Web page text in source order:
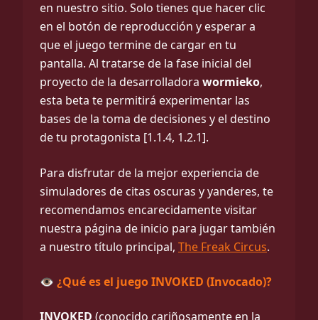
en nuestro sitio. Solo tienes que hacer clic
en el botón de reproducción y esperar a
que el juego termine de cargar en tu
pantalla. Al tratarse de la fase inicial del
proyecto de la desarrolladora wormieko,
esta beta te permitirá experimentar las
bases de la toma de decisiones y el destino
de tu protagonista [1.1.4, 1.2.1].
Para disfrutar de la mejor experiencia de
simuladores de citas oscuras y yanderes, te
recomendamos encarecidamente visitar
nuestra página de inicio para jugar también
a nuestro título principal, The Freak Circus.
👁️ ¿Qué es el juego INVOKED (Invocado)?
INVOKED (conocido cariñosamente en la